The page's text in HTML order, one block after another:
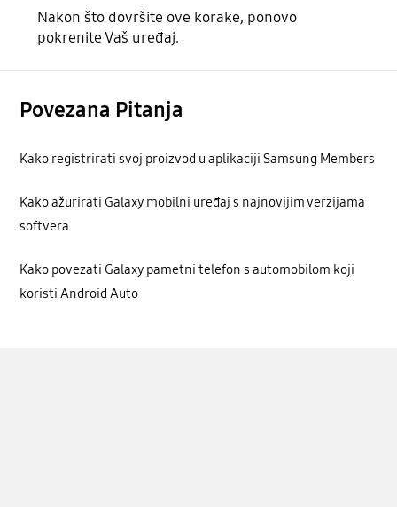
Nakon što dovršite ove korake, ponovo
pokrenite Vaš uređaj.
Povezana Pitanja
Kako registrirati svoj proizvod u aplikaciji Samsung Members
Kako ažurirati Galaxy mobilni uređaj s najnovijim verzijama
softvera
Kako povezati Galaxy pametni telefon s automobilom koji
koristi Android Auto